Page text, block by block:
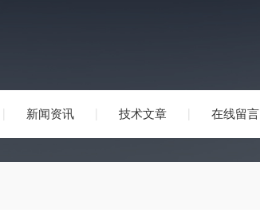
新闻资讯 技术文章 在线留言